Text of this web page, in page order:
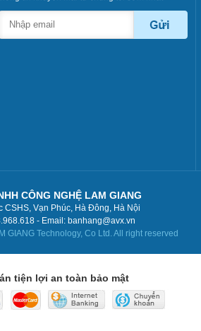
CÔNG NGHỆ LAM GIANG
CSHS, Vạn Phúc, Hà Đông, Hà Nội
- Email: banhang@avx.vn
GIANG Technology, Co Ltd. All right reserved
tiện lợi an toàn bảo mật